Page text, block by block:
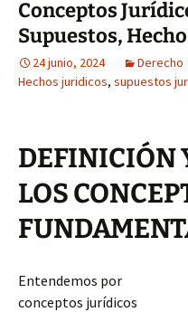
Conceptos
Supuestos,
24 junio, 2024 Derecho
Hechos juridicos, supuestos
DEFINICIÓN
LOS
Entendemos por
conceptos jurídicos